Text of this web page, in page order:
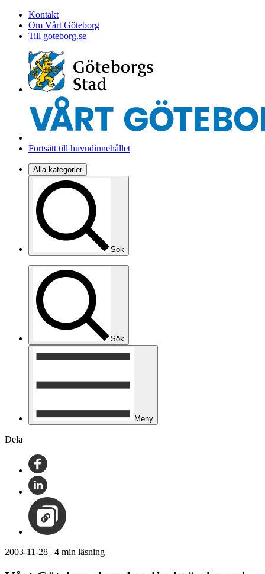
Kontakt
Om Vårt Göteborg
Till goteborg.se
Fortsätt till huvudinnehållet
Alla kategorier
Sök
Sök
Meny
Dela
2003-11-28 | 4 min läsning